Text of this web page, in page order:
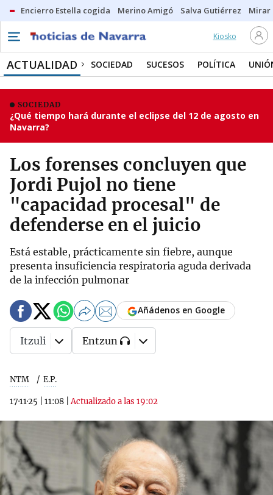
Encierro Estella cogida Merino Amigó Salva Gutiérrez Mirar
Kiosko
ACTUALIDAD SOCIEDAD SUCESOS POLÍTICA
SOCIEDAD
¿Qué tiempo hará durante el eclipse del 12 de agosto en
Navarra?
Los forenses concluyen que
Jordi Pujol no tiene
"capacidad procesal" de
defenderse en el juicio
Está estable, prácticamente sin fiebre, aunque
presenta insuficiencia respiratoria aguda derivada
de la infección pulmonar
NTM E.P.
17·11·25 11:08 |Actualizado a las 19:02
Añádenos en Google
Itzuli Entzun